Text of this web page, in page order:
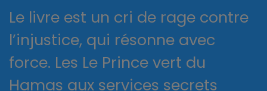
Le livre est un cri de rage contre
l’injustice, qui résonne avec
force. Les Le Prince vert du
Hamas aux services secrets